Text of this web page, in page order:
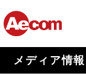
メディア情報